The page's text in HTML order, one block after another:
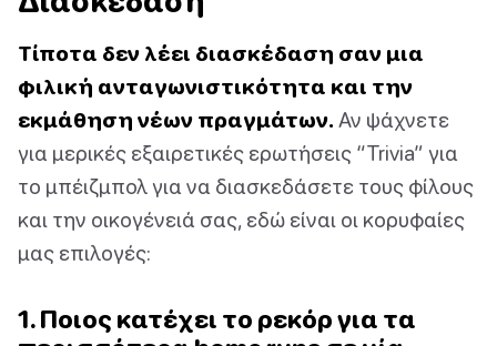
Τίποτα δεν λέει διασκέδαση σαν μια
φιλική ανταγωνιστικότητα και την
εκμάθηση νέων πραγμάτων. Αν ψάχνετε
για μερικές εξαιρετικές ερωτήσεις “Trivia” για
το μπέιζμπολ για να διασκεδάσετε τους φίλους
και την οικογένειά σας, εδώ είναι οι κορυφαίες
μας επιλογές:
1. Ποιος κατέχει το ρεκόρ για τα